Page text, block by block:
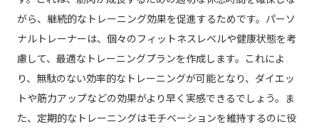
がら、継続的なトレーニング効果を促進するためです。パーソ
ナルトレーナーは、個々のフィットネスレベルや健康状態を考
慮して、最適なトレーニングプランを作成します。これによ
り、無駄のない効率的なトレーニングが可能となり、ダイエッ
トや筋力アップなどの効果がより早く実感できるでしょう。ま
た、定期的なトレーニングはモチベーションを維持するのに役